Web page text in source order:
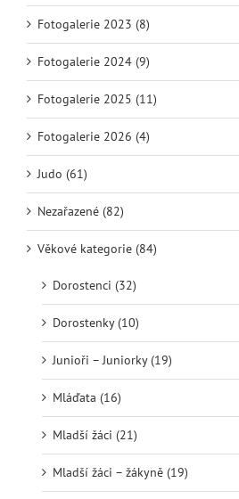
Fotogalerie 2023 (8)
Fotogalerie 2024 (9)
Fotogalerie 2025 (11)
Fotogalerie 2026 (4)
Judo (61)
Nezařazené (82)
Věkové kategorie (84)
Dorostenci (32)
Dorostenky (10)
Junioři – Juniorky (19)
Mláďata (16)
Mladší žáci (21)
Mladší žáci – žákyně (19)